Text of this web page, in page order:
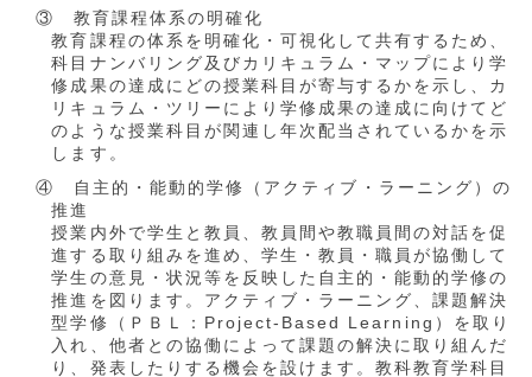
③ 教育課程体系の明確化
教育課程の体系を明確化・可視化して共有するため、
科目ナンバリング及びカリキュラム・マップにより学
修成果の達成にどの授業科目が寄与するかを示し、カ
リキュラム・ツリーにより学修成果の達成に向けてど
のような授業科目が関連し年次配当されているかを示
します。
④ 自主的・能動的学修（アクティブ・ラーニング）の
推進
授業内外で学生と教員、教員間や教職員間の対話を促
進する取り組みを進め、学生・教員・職員が協働して
学生の意見・状況等を反映した自主的・能動的学修の
推進を図ります。アクティブ・ラーニング、課題解決
型学修（ＰＢＬ：Project-Based Learning）を取り
入れ、他者との協働によって課題の解決に取り組んだ
り、発表したりする機会を設けます。教科教育学科目